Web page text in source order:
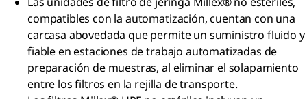
compatibles con la automatización, cuentan con una
carcasa abovedada que permite un suministro fluido y
fiable en estaciones de trabajo automatizadas de
preparación de muestras, al eliminar el solapamiento
entre los filtros en la rejilla de transporte.